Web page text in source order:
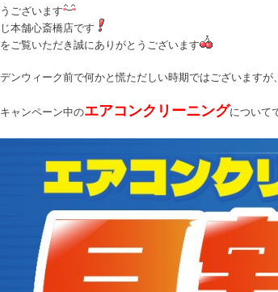
ございます
本舗心斎橋店です
ご覧いただき誠にありがとうございます
ンウィーク前で何かと慌ただしい時期ではございます
ャンペーン中のエアコンクリーニングについて